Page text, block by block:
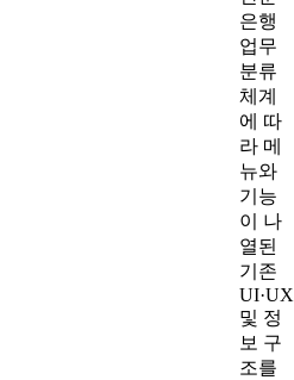
은행
업무
분류
체계
에 따
라 메
뉴와
기능
이 나
열된
기존
UI·UX
및 정
보 구
조를